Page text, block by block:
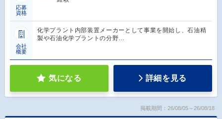
応募
資格
会社
概要
化学プラント内部装置メーカーとして事業を開始し、石油精
製や石油化学プラントの分野…
気になる 詳細を見る
掲載期間：26/08/05～26/08/18